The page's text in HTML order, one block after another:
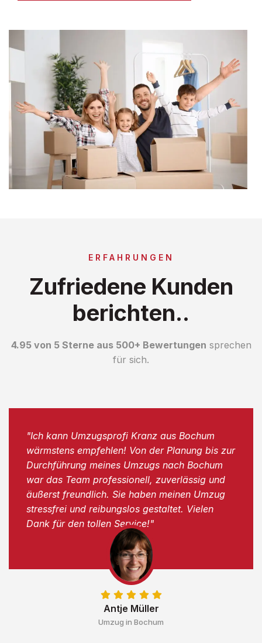
ERFAHRUNGEN
Zufriedene Kunden
berichten..
4.95 von 5 Sterne aus 500+ Bewertungen sprechen
für sich.
Antje Müller
Umzug in Bochum
"Ich kann Umzugsprofi Kranz aus Bochum
wärmstens empfehlen! Von der Planung bis zur
Durchführung meines Umzugs nach Bochum
war das Team professionell, zuverlässig und
äußerst freundlich. Sie haben meinen Umzug
stressfrei und reibungslos gestaltet. Vielen
Dank für den tollen Service!"